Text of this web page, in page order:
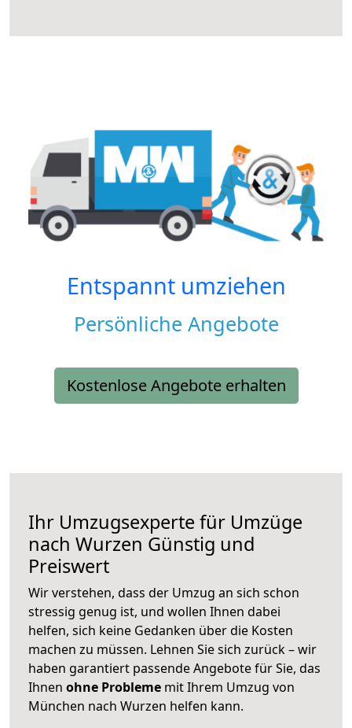
Entspannt umziehen
Persönliche Angebote
Kostenlose Angebote erhalten
Ihr Umzugsexperte für Umzüge
nach Wurzen Günstig und
Preiswert
Wir verstehen, dass der Umzug an sich schon
stressig genug ist, und wollen Ihnen dabei
helfen, sich keine Gedanken über die Kosten
machen zu müssen. Lehnen Sie sich zurück – wir
haben garantiert passende Angebote für Sie, das
Ihnen ohne Probleme mit Ihrem Umzug von
München nach Wurzen helfen kann.